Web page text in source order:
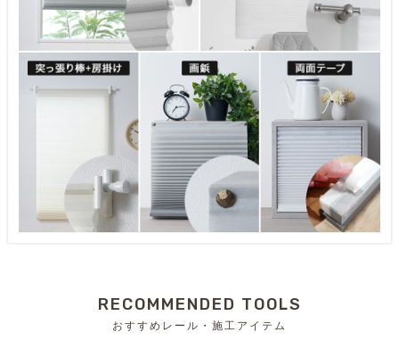
RECOMMENDED TOOLS
おすすめレール・施工アイテム